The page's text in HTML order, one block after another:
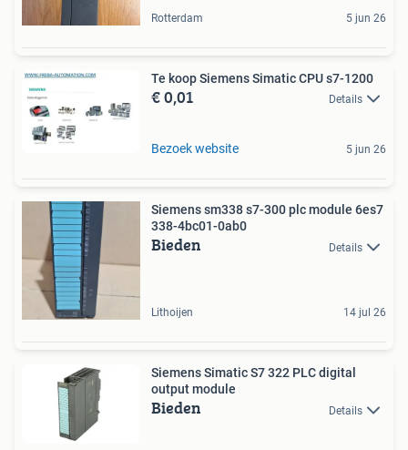
Rotterdam 5 jun 26
Te koop Siemens Simatic CPU s7-1200
€ 0,01 Details
Bezoek website 5 jun 26
Siemens sm338 s7-300 plc module 6es7
338-4bc01-0ab0
Bieden Details
Lithoijen 14 jul 26
Siemens Simatic S7 322 PLC digital
output module
Bieden Details